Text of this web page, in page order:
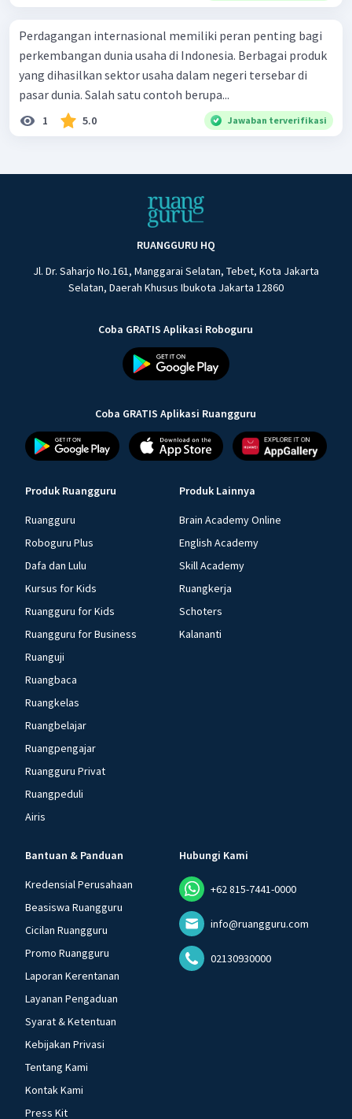
Perdagangan internasional memiliki peran penting bagi
perkembangan dunia usaha di Indonesia. Berbagai produk
yang dihasilkan sektor usaha dalam negeri tersebar di
pasar dunia. Salah satu contoh berupa...
1 5.0 Jawaban terverifikasi
RUANGGURU HQ
Jl. Dr. Saharjo No.161, Manggarai Selatan, Tebet, Kota Jakarta
Selatan, Daerah Khusus Ibukota Jakarta 12860
Coba GRATIS Aplikasi Roboguru
Coba GRATIS Aplikasi Ruangguru
Produk Ruangguru
Ruangguru
Roboguru Plus
Dafa dan Lulu
Kursus for Kids
Ruangguru for Kids
Ruangguru for Business
Ruanguji
Ruangbaca
Ruangkelas
Ruangbelajar
Ruangpengajar
Ruangguru Privat
Ruangpeduli
Airis
Produk Lainnya
Brain Academy Online
English Academy
Skill Academy
Ruangkerja
Schoters
Kalananti
Bantuan & Panduan
Kredensial Perusahaan
Beasiswa Ruangguru
Cicilan Ruangguru
Promo Ruangguru
Laporan Kerentanan
Layanan Pengaduan
Syarat & Ketentuan
Kebijakan Privasi
Tentang Kami
Kontak Kami
Press Kit
Hubungi Kami
+62 815-7441-0000
info@ruangguru.com
02130930000